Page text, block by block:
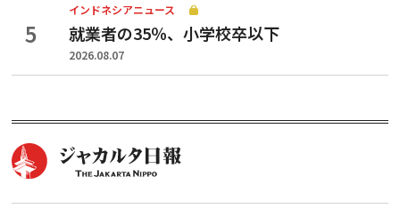
インドネシアニュース
就業者の35％、小学校卒以下
2026.08.07